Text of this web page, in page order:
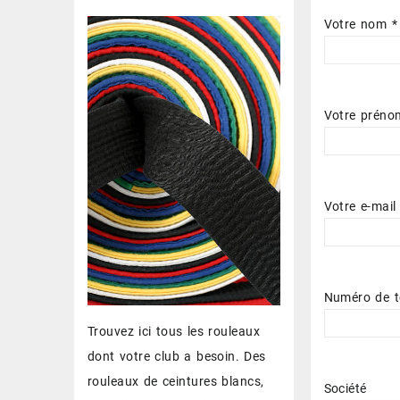
Votre nom *
Votre
Votre e-mail
Numéro de
Société
Trouvez ici tous les rouleaux
dont votre club a besoin. Des
rouleaux de ceintures blancs,